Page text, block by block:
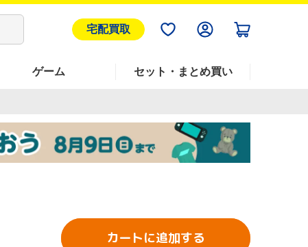
宅配買取
ゲーム セット・まとめ買い
カートに追加する